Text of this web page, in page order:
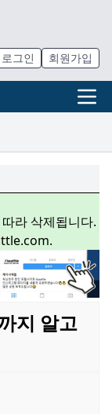
로그인 회원가입
따라 삭제됩니다.
지 알고